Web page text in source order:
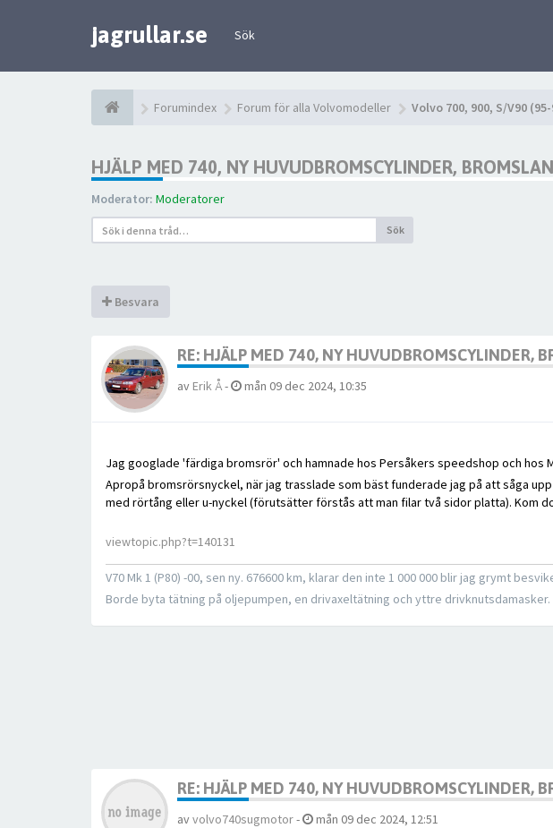
jagrullar.se Sök
Forumindex Forum för alla Volvomodeller Volvo 700, 900, S/V90
HJÄLP MED 740, NY HUVUDBROMSCYLINDER,
Moderator: Moderatorer
Sök
Besvara
RE: HJÄLP MED 740, NY HUVUDBROMSCYLINDER,
av Erik Å- mån 09 dec 2024, 10:35
Jag googlade 'färdiga bromsrör' och hamnade hos Persåkers speedshop och hos
Apropå bromsrörsnyckel, när jag trasslade som bäst funderade jag på att såga
med rörtång eller u-nyckel (förutsätter förstås att man filar två sidor platta). Kom
viewtopic.php?t=140131
V70 Mk 1 (P80) -00, sen ny. 676600 km, klarar den inte 1 000 000 blir jag grymt
Borde byta tätning på oljepumpen, en drivaxeltätning och yttre
RE: HJÄLP MED 740, NY HUVUDBROMSCYLINDER,
avvolvo740sugmotor- mån 09 dec 2024, 12:51